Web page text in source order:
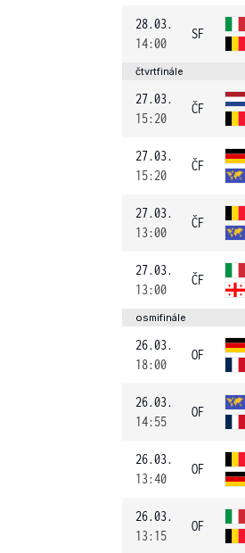
28.03.
14:00
SF
čtvrtfinále
27.03.
15:20
ČF
27.03.
15:20
ČF
27.03.
13:00
ČF
27.03.
13:00
ČF
osmifinále
26.03.
18:00
OF
26.03.
14:55
OF
26.03.
13:40
OF
26.03.
13:15
OF